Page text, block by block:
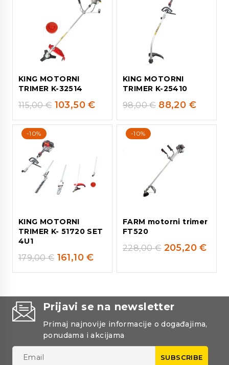
KING MOTORNI
TRIMER K-32514
115,00€ 103,50€
KING MOTORNI
TRIMER K-25410
98,00€ 88,20 €
-10%
KING MOTORNI
TRIMER K- 51720 SET
4U1
179,00€ 161,10€
-10%
FARM motorni trimer
FT520
228,00€ 205,20€
Prijavi se na newsletter
Primaj najnovije informacije o događajima,
ponudama i akcijama